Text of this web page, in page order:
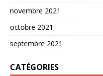
novembre 2021
octobre 2021
septembre 2021
CATÉGORIES